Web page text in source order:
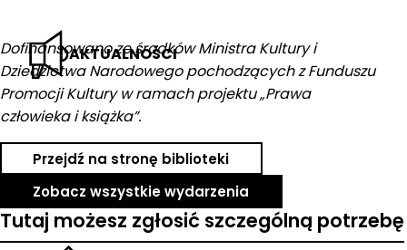
AKTUALNOŚCI
Dofinansowano ze środków Ministra Kultury i
Dziedzictwa Narodowego pochodzących z Funduszu
Promocji Kultury w ramach projektu „Prawa
człowieka i książka”.
Przejdź na stronę biblioteki
Zobacz wszystkie wydarzenia
Tutaj możesz zgłosić szczególną potrzebę